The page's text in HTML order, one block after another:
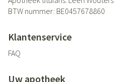
BTW nummer: BE0457678860
Klantenservice
FAQ
Uw apotheek